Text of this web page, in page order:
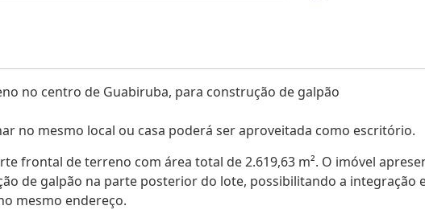
no centro de Guabiruba, para construção de galpão
no mesmo local ou casa poderá ser aproveitada como escritório.
frontal de terreno com área total de 2.619,63 m². O imóvel
de galpão na parte posterior do lote, possibilitando a integração
mesmo endereço.